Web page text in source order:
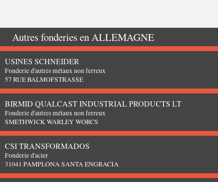
Autres fonderies enALLEMAGNE
USINES SCHNEIDER
Fonderie d'autres métaux non ferreux
57 RUE BALMOFSTRASSE
BIRMID QUALCAST INDUSTRIAL PRODUCTS LT
Fonderie d'autres métaux non ferreux
SMETHWICK WARLEY WORCS
CSI TRANSFORMADOS
Fonderie d'acier
31041 PAMPLONA SANTA ENGRACIA